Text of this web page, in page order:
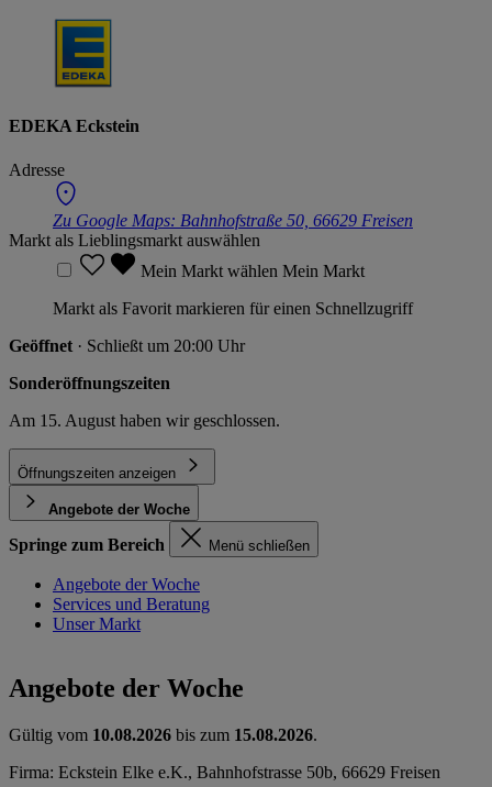
EDEKA Eckstein
Adresse
Zu Google Maps: Bahnhofstraße 50, 66629 Freisen
Markt als Lieblingsmarkt auswählen
Mein Markt wählen Mein Markt
Markt als Favorit markieren für einen Schnellzugriff
Geöffnet · Schließt um 20:00 Uhr
Sonderöffnungszeiten
Am 15. August haben wir geschlossen.
Öffnungszeiten anzeigen
Angebote der Woche
Springe zum Bereich Menü schließen
Angebote der Woche
Services und Beratung
Unser Markt
Angebote der Woche
Gültig vom 10.08.2026 bis zum 15.08.2026.
Firma: Eckstein Elke e.K., Bahnhofstrasse 50b, 66629 Freisen